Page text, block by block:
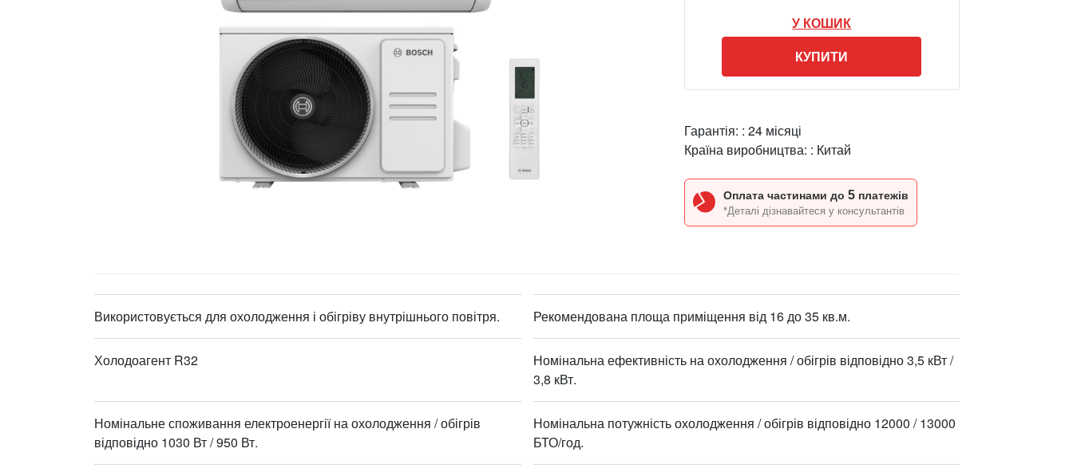
У КОШИК
КУПИТИ
Гарантія: : 24 місяці
Країна виробництва: : Китай
Оплата частинами до 5платежів
*Деталі дізнавайтеся у консультантів
Використовується для охолодження і обігріву внутрішнього повітря. Рекомендована площа приміщення від 16 до 35 кв.м.
Холодоагент R32
Номінальна ефективність на охолодження / обігрів відповідно 3,5 кВт /
3,8 кВт.
Номінальне споживання електроенергії на охолодження / обігрів
відповідно 1030 Вт / 950 Вт.
Номінальна потужність охолодження / обігрів відповідно 12000 / 13000
БТО/год.